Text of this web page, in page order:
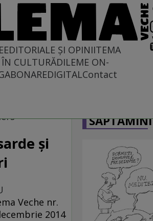
EDITORIALE ȘI OPINIITEMA
CULTURĂDILEME ON-
ABONAREDIGITALContact
şi
Veche nr.
2014